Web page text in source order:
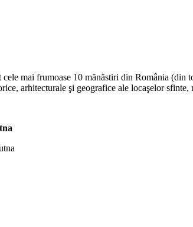
mai frumoase 10 mănăstiri din România (din
arhitecturale şi geografice ale locaşelor